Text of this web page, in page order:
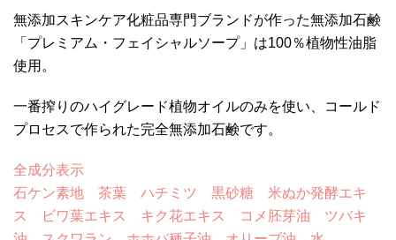
無添加スキンケア化粧品専門ブランドが作った無添加石鹸
「プレミアム・フェイシャルソープ」は100％植物性油脂
使用。
一番搾りのハイグレード植物オイルのみを使い、コールド
プロセスで作られた完全無添加石鹸です。
全成分表示
石ケン素地 茶葉 ハチミツ 黒砂糖 米ぬか発酵エキ
ス ビワ葉エキス キク花エキス コメ胚芽油 ツバキ